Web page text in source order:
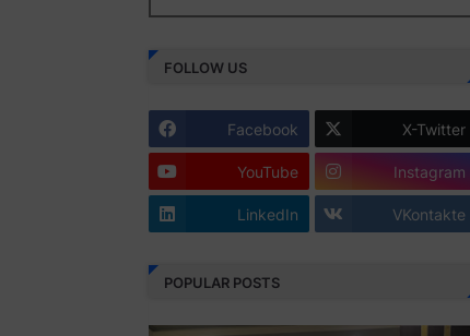
Juz 1 ⇨http://j.mp/2b8SiNO
Juz 2 ⇨http://j.mp/2b8RJmQ
Juz 3 ⇨http://j.mp/2bFSrtF
Juz 4 ⇨http://j.mp/2b8SXi3
Juz 5 ⇨http://j.mp/2b8RZm3
Juz 6 ⇨http://j.mp/28MBohs
Juz 7 ⇨http://j.mp/2bFRIZC
FOLLOW US
Facebook X-Twitter
YouTube Instagram
LinkedIn VKontakte
POPULAR POSTS